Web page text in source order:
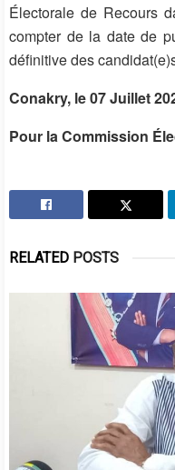
Électorale de Recours
compter de la date de
définitive des
Conakry, le 07 Juillet
Pour la Commission
RELATED POSTS